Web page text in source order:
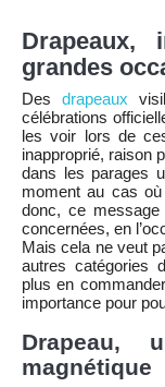
Drapeaux,
grandes
Des drapeaux
célébrations
les voir lors de
inapproprié, raison
dans les parages
moment au cas
donc, ce message
concernées, en
Mais cela ne veut
autres catégories
plus en
importance pour
Drapeau,
magnétique